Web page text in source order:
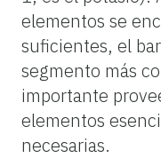
elementos se
suficientes, el
segmento más
importante
elementos
necesarias.